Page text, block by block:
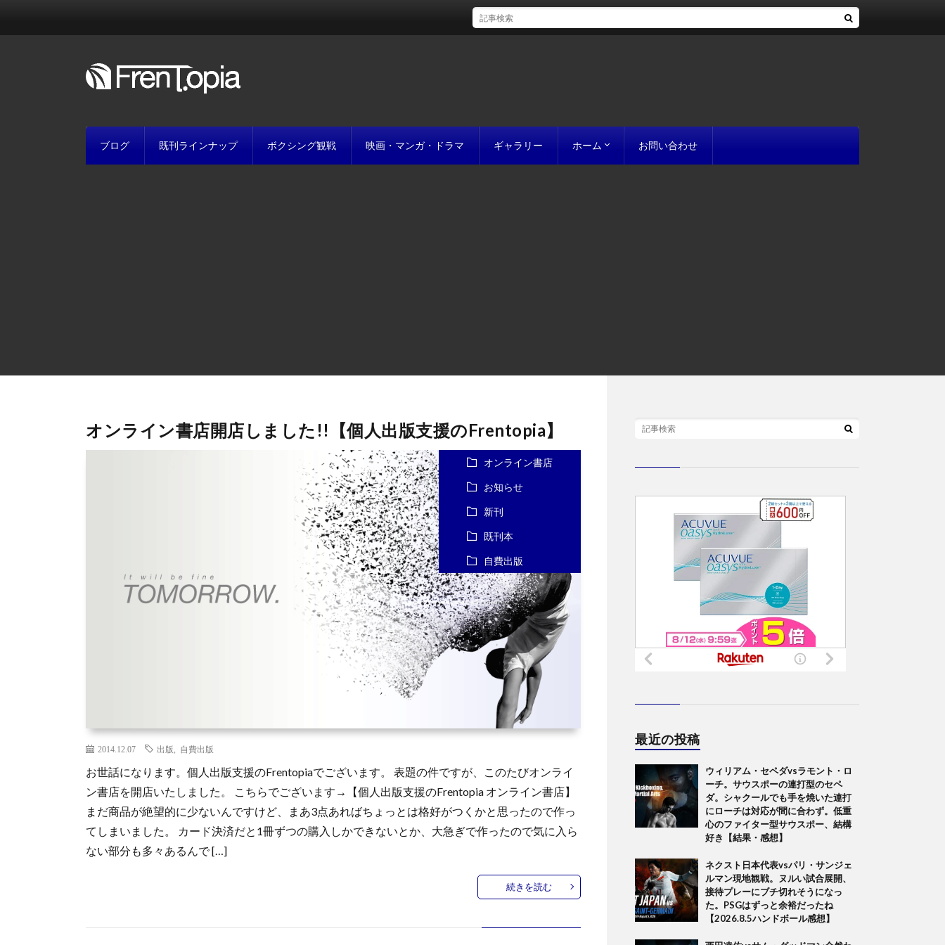
ブログ 既刊ラインナップ ボクシング観戦 映画・マンガ・ドラマ ギャラリー ホーム お問い合わせ
オンライン書店開店しました!!【個人出版支援のFrentopia】
オンライン書店
お知らせ
新刊
既刊本
自費出版
2014.12.07 出版 自費出版
お世話になります。個人出版支援のFrentopiaでございます。 表題の件ですが、このたびオンライ
ン書店を開店いたしました。 こちらでございます→【個人出版支援のFrentopia オンライン書店】
まだ商品が絶望的に少ないんですけど、まあ3点あればちょっとは格好がつくかと思ったので作っ
てしまいました。 カード決済だと1冊ずつの購入しかできないとか、大急ぎで作ったので気に入ら
ない部分も多々あるんで […]
続きを読む
最近の投稿
ウィリアム・セペダvsラモント・ロ
ーチ。サウスポーの連打型のセペ
ダ。シャクールでも手を焼いた連打
にローチは対応が間に合わず。低重
心のファイター型サウスポー、結構
好き【結果・感想】
ネクスト日本代表vsパリ・サンジェ
ルマン現地観戦。ヌルい試合展開、
接待プレーにブチ切れそうになっ
た。PSGはずっと余裕だったね
【2026.8.5ハンドボール感想】